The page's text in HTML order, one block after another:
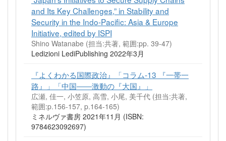
and Its Key Challenges,” in Stability and
Security in the Indo-Pacific: Asia & Europe
Initiative, edited by ISPI
Shino Watanabe (担当:共著, 範囲:pp. 39-47)
Ledizioni LediPublishing 2022年3月
『よくわかる国際政治』「コラム-13 『一帯一
路』」「中国――激動の『大国』」
広瀬, 佳一, 小笠原, 高雪, 小尾, 美千代 (担当:共著,
範囲:p.156-157, p.164-165)
ミネルヴァ書房 2021年11月 (ISBN:
9784623092697)